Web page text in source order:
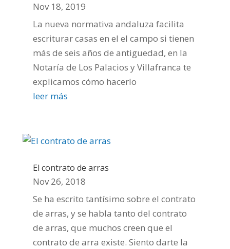
Nov 18, 2019
La nueva normativa andaluza facilita
escriturar casas en el el campo si tienen
más de seis años de antiguedad, en la
Notaría de Los Palacios y Villafranca te
explicamos cómo hacerlo
leer más
El contrato de arras
Nov 26, 2018
Se ha escrito tantísimo sobre el contrato
de arras, y se habla tanto del contrato
de arras, que muchos creen que el
contrato de arra existe. Siento darte la